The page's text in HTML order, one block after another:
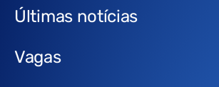
Últimas notícias
Vagas